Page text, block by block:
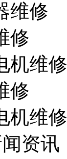
维修
修
机维修
修
机维修
资讯